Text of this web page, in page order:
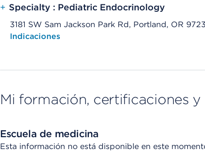
+ Specialty : Pediatric Endocrinology
3181 SW Sam Jackson Park Rd, Portland, OR
Opens native map application on mobile devices
Indicaciones
Mi formación, certificaciones
Escuela de medicina
Esta información no está disponible en este